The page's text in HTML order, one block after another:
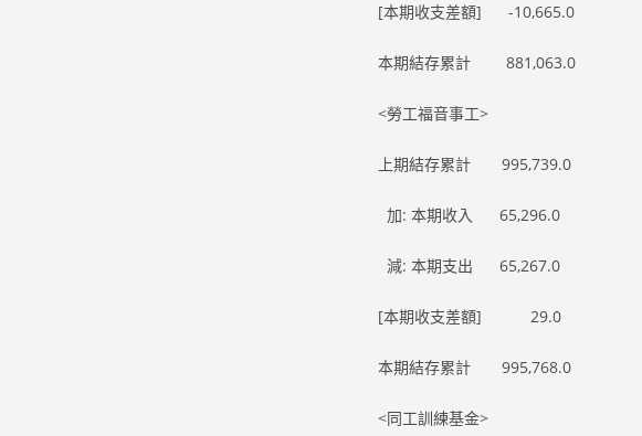
[本期收支差額] -10,665.0
本期結存累計 881,063.0
<勞工福音事工>
上期結存累計 995,739.0
加: 本期收入 65,296.0
減: 本期支出 65,267.0
[本期收支差額] 29.0
本期結存累計 995,768.0
<同工訓練基金>